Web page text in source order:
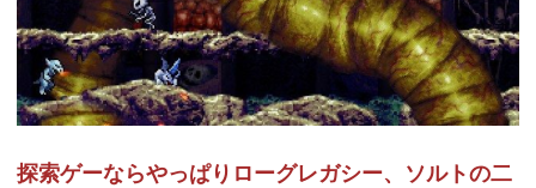
探索ゲーならやっぱりローグレガシー、ソルトの二